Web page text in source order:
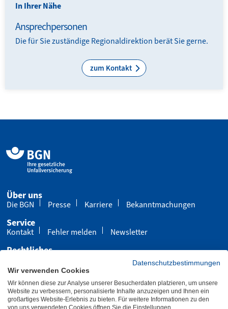
In Ihrer Nähe
Ansprechpersonen
Die für Sie zuständige Regionaldirektion berät Sie gerne.
zum Kontakt
Über uns
Die BGN Presse Karriere Bekanntmachungen
Service
Kontakt Fehler melden Newsletter
Rechtliches
Cookies
Barrierefreiheit
Übersicht Leichte Sprache Gebärdensprache
Datenschutzbestimmungen
Wir verwenden Cookies
Wir können diese zur Analyse unserer Besucherdaten platzieren, um unsere
Website zu verbessern, personalisierte Inhalte anzuzeigen und Ihnen ein
großartiges Website-Erlebnis zu bieten. Für weitere Informationen zu den
von uns verwendeten Cookies öffnen Sie die Einstellungen.